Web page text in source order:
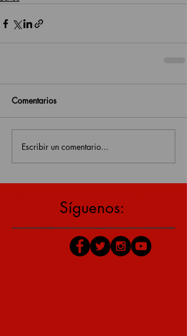
Comentarios
Escribir un comentario...
Síguenos: